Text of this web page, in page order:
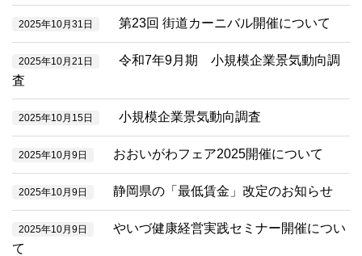
2025年10月31日 第23回 街道カーニバル開催について
2025年10月21日
令和7年9月期 小規模企業景気動向調
査
2025年10月15日 小規模企業景気動向調査
2025年10月9日 おおいがわフェア2025開催について
2025年10月9日 静岡県の「最低賃金」改定のお知らせ
2025年10月9日
やいづ健康経営実践セミナー開催につい
て